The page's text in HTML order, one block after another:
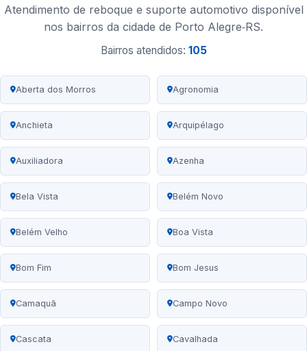
Atendimento de reboque e suporte automotivo disponível
nos bairros da cidade de Porto Alegre‑RS.
Bairros atendidos: 105
Aberta dos Morros Agronomia
Anchieta Arquipélago
Auxiliadora Azenha
Bela Vista Belém Novo
Belém Velho Boa Vista
Bom Fim Bom Jesus
Camaquã Campo Novo
Cascata Cavalhada